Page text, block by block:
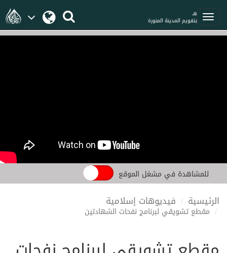
هـ
بتقويم المدينة المنورة
للمشاهدة في مشغل الموقع
الرئيسية فيديوهات إسلامية
مقطع تشويقي لبرنامج نفحات الشهادتين